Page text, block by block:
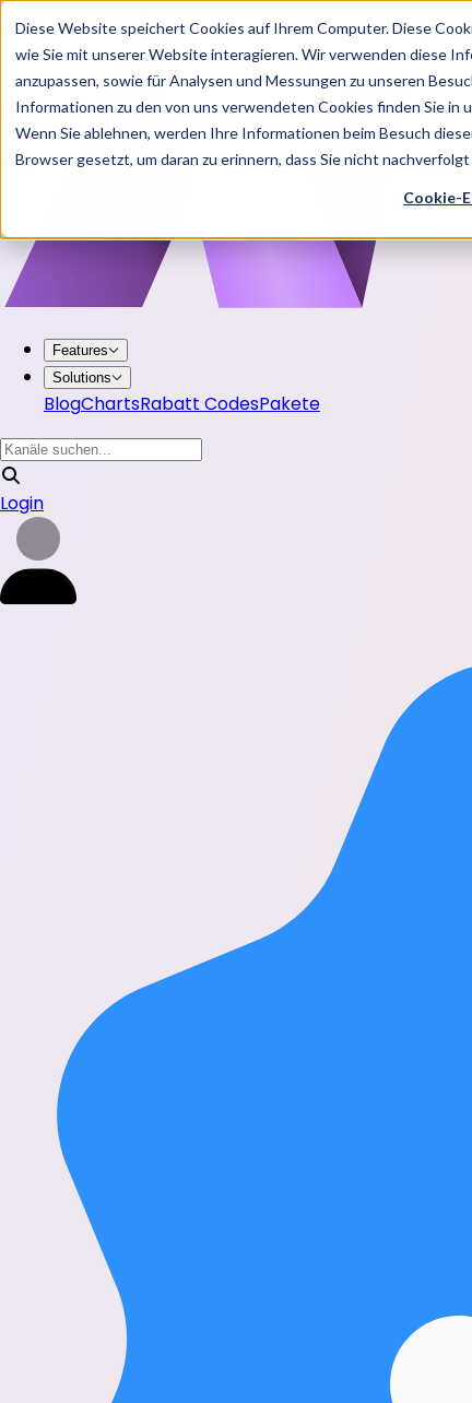
Diese Website speichert Cookies auf Ihrem Computer. Diese
wie Sie mit unserer Website interagieren. Wir verwenden diese
anzupassen, sowie für Analysen und Messungen zu unseren
Informationen zu den von uns verwendeten Cookies finden Sie in
Wenn Sie ablehnen, werden Ihre Informationen beim Besuch
Browser gesetzt, um daran zu erinnern, dass Sie nicht
Cookie-
Features
Solutions
BlogChartsRabatt CodesPakete
Login